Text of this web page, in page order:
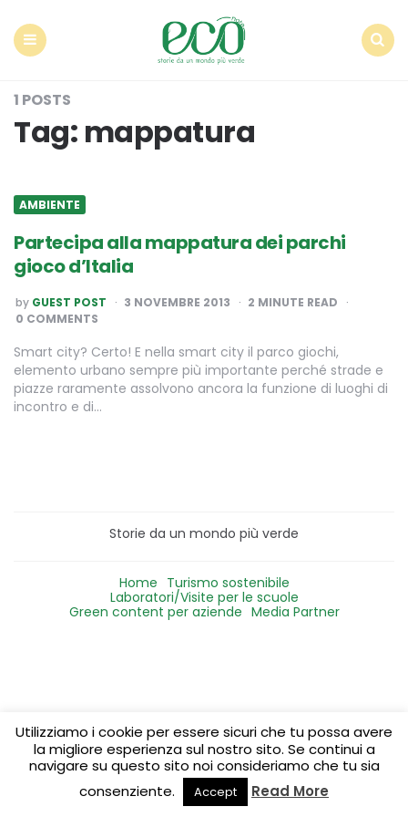
1 POSTS
Tag: mappatura
AMBIENTE
Partecipa alla mappatura dei parchi
gioco d’Italia
POSTED
BY
by GUEST POST 3 NOVEMBRE 2013 2 MINUTE READ
0 COMMENTS
Smart city? Certo! E nella smart city il parco giochi,
elemento urbano sempre più importante perché strade e
piazze raramente assolvono ancora la funzione di luoghi di
incontro e di…
Storie da un mondo più verde
Home Turismo sostenibile
Laboratori/Visite per le scuole
Green content per aziende Media Partner
Utilizziamo i cookie per essere sicuri che tu possa avere
la migliore esperienza sul nostro sito. Se continui a
navigare su questo sito noi consideriamo che tu sia
consenziente.
Accept Read More